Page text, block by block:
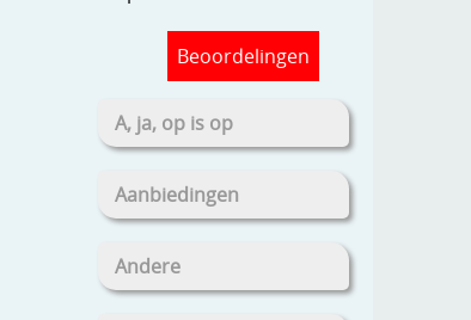
Beoordelingen
A, ja, op is op
Aanbiedingen
Andere